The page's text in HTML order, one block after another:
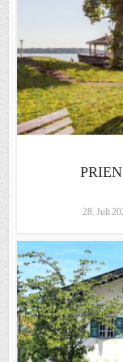
28. Juli